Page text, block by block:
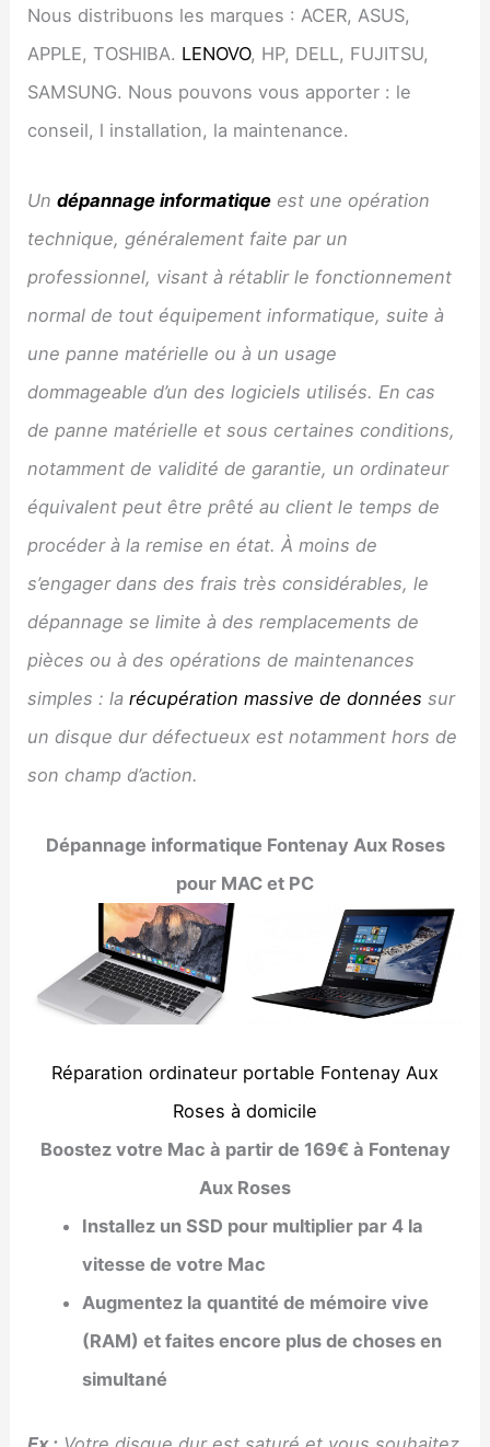
Nous distribuons les marques : ACER, ASUS,
APPLE, TOSHIBA. LENOVO, HP, DELL, FUJITSU,
SAMSUNG. Nous pouvons vous apporter : le
conseil, l installation, la maintenance.
Undépannage informatique est une opération
technique, généralement faite par un
professionnel, visant à rétablir le fonctionnement
normal de tout équipement informatique, suite à
une panne matérielle ou à un usage
dommageable d’un des logiciels utilisés. En cas
de panne matérielle et sous certaines conditions,
notamment de validité de garantie, un ordinateur
équivalent peut être prêté au client le temps de
procéder à la remise en état. À moins de
s’engager dans des frais très considérables, le
dépannage se limite à des remplacements de
pièces ou à des opérations de maintenances
simples : larécupération massive de données sur
un disque dur défectueux est notamment hors de
son champ d’action.
Dépannage informatique Fontenay Aux Roses
pour MAC et PC
Réparation ordinateur portable Fontenay Aux
Roses à domicile
Boostez votre Mac à partir de 169€ à Fontenay
Aux Roses
Installez un SSD pour multiplier par 4 la
vitesse de votre Mac
Augmentez la quantité de mémoire vive
(RAM) et faites encore plus de choses en
simultané